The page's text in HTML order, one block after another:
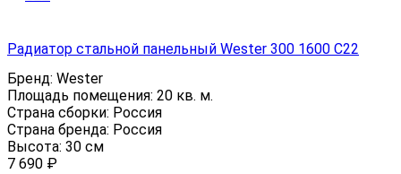
Радиатор стальной панельный Wester 300 1600 C22
Бренд: Wester
Площадь помещения: 20 кв. м.
Страна сборки: Россия
Страна бренда: Россия
Высота: 30 см
7 690 ₽